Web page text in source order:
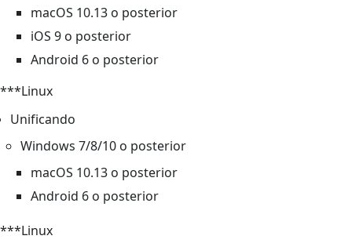
macOS 10.13 o posterior
iOS 9 o posterior
Android 6 o posterior
***Linux
Unificando
Windows 7/8/10 o posterior
macOS 10.13 o posterior
Android 6 o posterior
***Linux